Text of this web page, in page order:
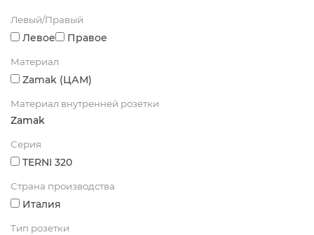
Левый/Правый
Левое Правое
Материал
Zamak (ЦАМ)
Материал внутренней розетки
Zamak
Серия
TERNI 320
Страна производства
Италия
Тип розетки